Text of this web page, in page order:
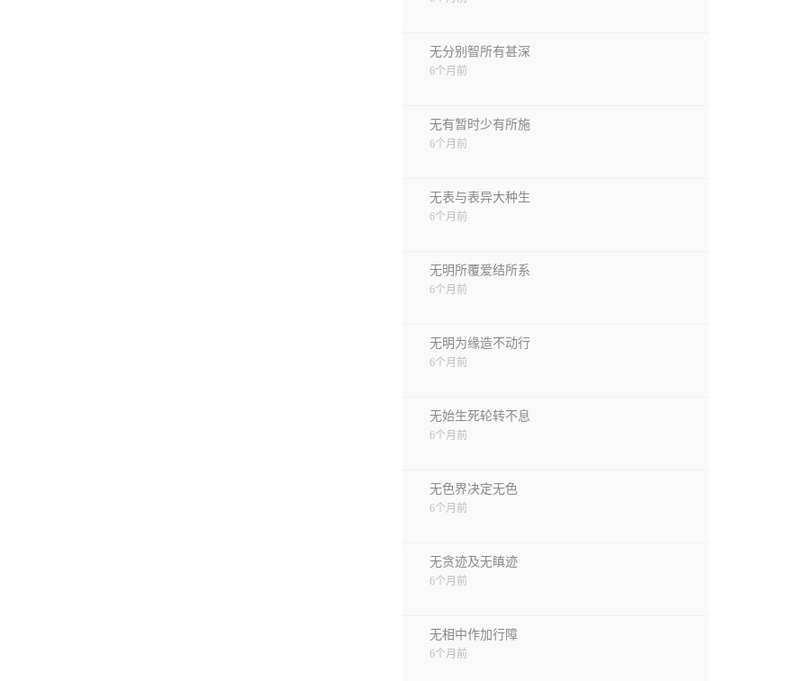
无分别智所有甚深
6个月前
无有暂时少有所施
6个月前
无表与表异大种生
6个月前
无明所覆爱结所系
6个月前
无明为缘造不动行
6个月前
无始生死轮转不息
6个月前
无色界决定无色
6个月前
无贪迹及无瞋迹
6个月前
无相中作加行障
6个月前